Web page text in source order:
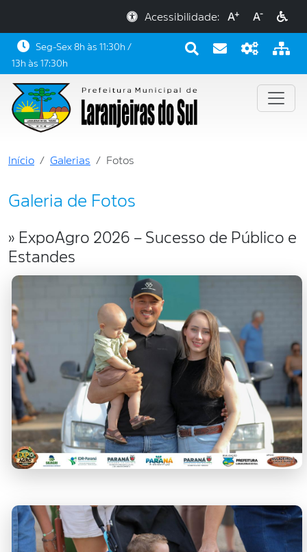
Acessibilidade: A+ A-
Seg-Sex 8h às 11:30h /
13h às 17:30h
Início Galerias Fotos
Galeria de Fotos
» ExpoAgro 2026 – Sucesso de Público e
Estandes